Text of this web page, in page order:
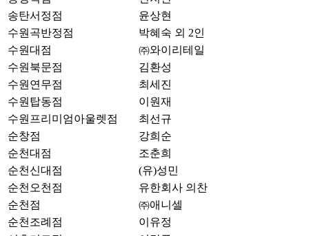
송탄서정점
윤상현
수원곡반정점
박혜숙 외 2인
수원대점
㈜와이리테일
수원북문점
김환성
수원연무점
최세진
수원탑동점
이원재
수원프리미엄아울렛점
최선규
순창점
강희순
순천대점
조춘희
순천신대점
(유)성민
순천오천점
유한회사 의찬
순천점
㈜애니셀
순천조례점
이유정